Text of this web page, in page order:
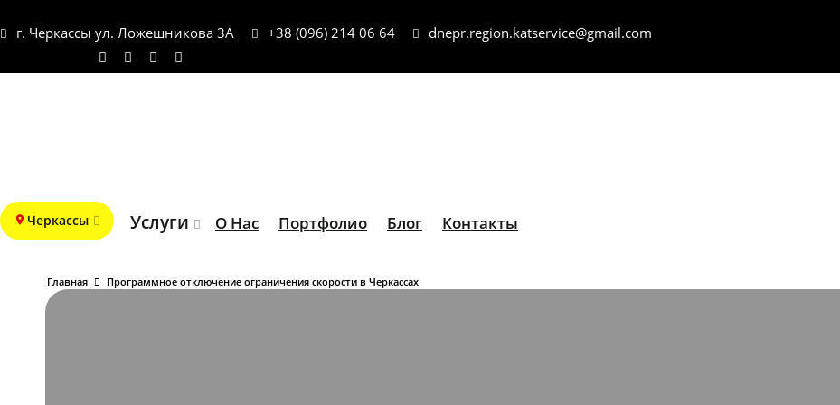
г. Черкассы ул. Ложешникова 3А +38 (096) 214 06 64 dnepr.region.katservice@gmail.com
Черкассы Услуги О Нас Портфолио Блог Контакты
Главная Программное отключение ограничения скорости в Черкассах